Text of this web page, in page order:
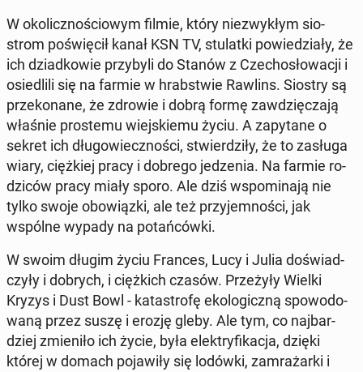
W oko­licz­no­ścio­wym filmie, który nie­zwy­kłym sio­
strom po­świę­cił kanał KSN TV, stu­lat­ki po­wie­dzia­ły, że
ich dziad­ko­wie przy­by­li do Stanów z Cze­cho­sło­wa­cji i
osie­dli­li się na farmie w hrab­stwie Rawlins. Siostry są
prze­ko­na­ne, że zdrowie i dobrą formę za­wdzię­cza­ją
właśnie pro­ste­mu wiej­skie­mu życiu. A za­py­ta­ne o
sekret ich dłu­go­wiecz­no­ści, stwier­dzi­ły, że to zasługa
wiary, cięż­kiej pracy i dobrego je­dze­nia. Na farmie ro­
dzi­ców pracy miały sporo. Ale dziś wspo­mi­na­ją nie
tylko swoje obo­wiąz­ki, ale też przy­jem­no­ści, jak
wspólne wypady na po­tań­ców­ki.
W swoim długim życiu Frances, Lucy i Julia do­świad­
czy­ły i dobrych, i cięż­kich czasów. Prze­ży­ły Wielki
Kryzys i Dust Bowl - ka­ta­stro­fę eko­lo­gicz­ną spo­wo­do­
wa­ną przez suszę i erozję gleby. Ale tym, co naj­bar­
dziej zmie­ni­ło ich życie, była elek­try­fi­ka­cja, dzięki
której w domach po­ja­wi­ły się lodówki, za­mra­żar­ki i